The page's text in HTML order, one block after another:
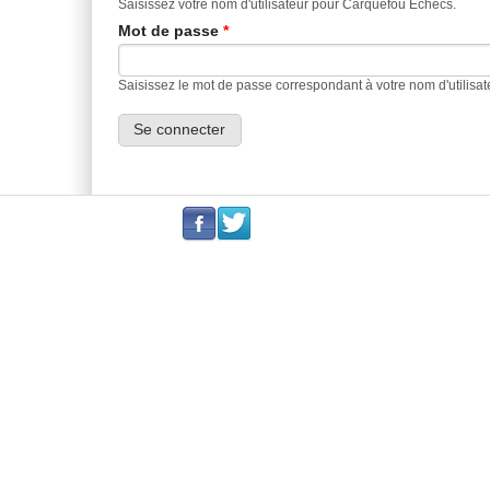
Saisissez votre nom d'utilisateur pour Carquefou Echecs.
Mot de passe *
Saisissez le mot de passe correspondant à votre nom
. .